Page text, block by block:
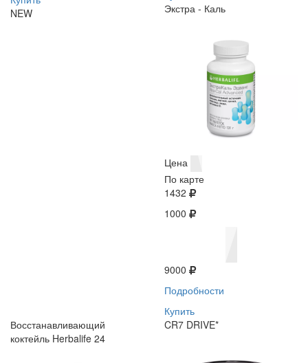
NEW
Экстра - Каль
Цена
По карте
1432
1000
9000
Подробности
Купить
Восстанавливающий
коктейль Herbalife 24
CR7 DRIVE*